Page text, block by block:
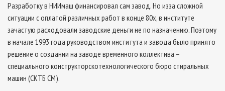
Разработку в НИИмаш финансировал сам завод. Но из­за сложной
ситуации с оплатой различных работ в конце 80­х, в институте
зачастую расходовали заводские деньги не по назначению. Поэтому
в начале 1993 года руководством института и завода было принято
решение о создании на заводе временного коллектива –
специального конструкторско­технологического бюро стиральных
машин (СКТБ СМ).